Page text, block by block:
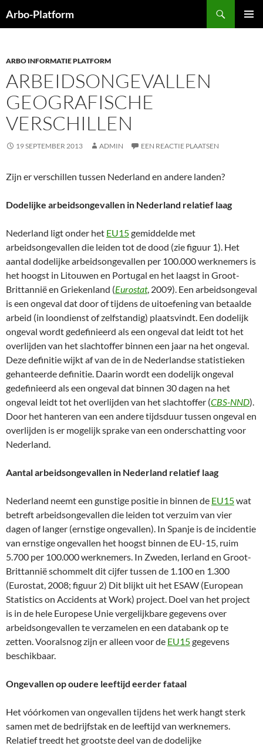
naar
Arbo-Platform
ARBO INFORMATIE PLATFORM
ARBEIDSONGEVALLEN
GEOGRAFISCHE
VERSCHILLEN
19 SEPTEMBER 2013 ADMIN EEN REACTIE PLAATSEN
Zijn er verschillen tussen Nederland en andere landen?
Dodelijke arbeidsongevallen in Nederland relatief laag
Nederland ligt onder het EU15gemiddelde met
arbeidsongevallen die leiden tot de dood (zie figuur 1). Het
aantal dodelijke arbeidsongevallen per 100.000 werknemers is
het hoogst in Litouwen en Portugal en het laagst in Groot-
Brittannië en Griekenland (Eurostat, 2009). Een arbeidsongeval
is een ongeval dat door of tijdens de uitoefening van betaalde
arbeid (in loondienst of zelfstandig) plaatsvindt. Een dodelijk
ongeval wordt gedefinieerd als een ongeval dat leidt tot het
overlijden van het slachtoffer binnen een jaar na het ongeval.
Deze definitie wijkt af van de in de Nederlandse statistieken
gehanteerde definitie. Daarin wordt een dodelijk ongeval
gedefinieerd als een ongeval dat binnen 30 dagen na het
ongeval leidt tot het overlijden van het slachtoffer (CBS-NND).
Door het hanteren van een andere tijdsduur tussen ongeval en
overlijden is er mogelijk sprake van een onderschatting voor
Nederland.
Aantal arbeidsongevallen in Nederland relatief laag
Nederland neemt een gunstige positie in binnen de EU15wat
betreft arbeidsongevallen die leiden tot verzuim van vier
dagen of langer (ernstige ongevallen). In Spanje is de incidentie
van ernstige ongevallen het hoogst binnen de EU-15, ruim
5.700 per 100.000 werknemers. In Zweden, Ierland en Groot-
Brittannië schommelt dit cijfer tussen de 1.100 en 1.300
(Eurostat, 2008; figuur 2) Dit blijkt uit het ESAW (European
Statistics on Accidents at Work) project. Doel van het project
is in de hele Europese Unie vergelijkbare gegevens over
arbeidsongevallen te verzamelen en een databank op te
zetten. Vooralsnog zijn er alleen voor de EU15gegevens
beschikbaar.
Ongevallen op oudere leeftijd eerder fataal
Het vóórkomen van ongevallen tijdens het werk hangt sterk
samen met de bedrijfstak en de leeftijd van werknemers.
Relatief treedt het grootste deel van de dodelijke